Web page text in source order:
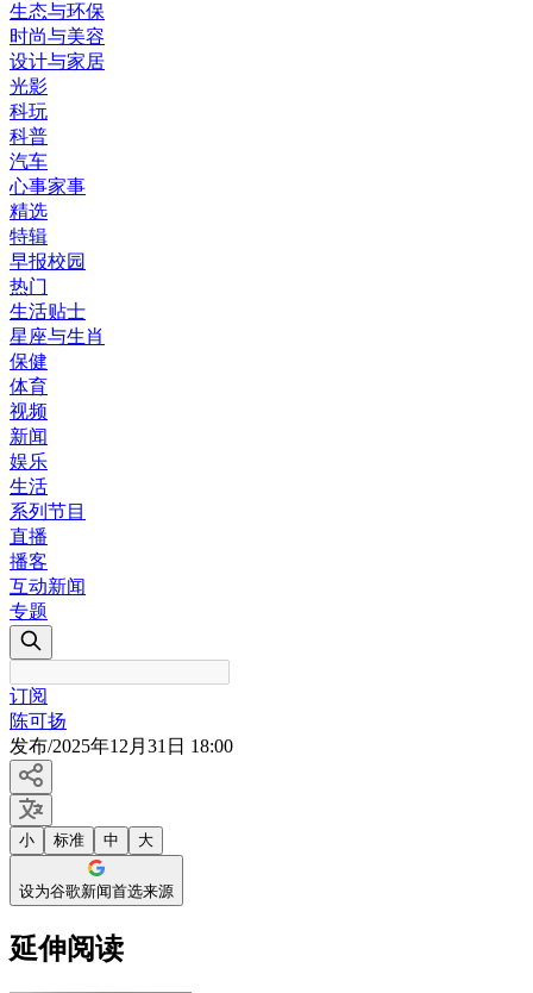
生态与环保
时尚与美容
设计与家居
光影
科玩
科普
汽车
心事家事
精选
特辑
早报校园
热门
生活贴士
星座与生肖
保健
体育
视频
新闻
娱乐
生活
系列节目
直播
播客
互动新闻
专题
订阅
陈可扬
发布/2025年12月31日 18:00
小 标准 中 大
设为谷歌新闻首选来源
延伸阅读